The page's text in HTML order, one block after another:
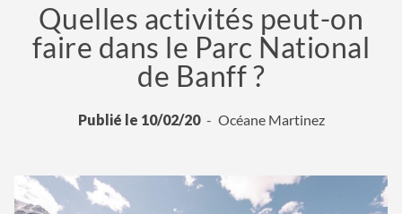
Quelles activités peut-on
faire dans le Parc National
de Banff ?
Publié le 10/02/20 Océane Martinez